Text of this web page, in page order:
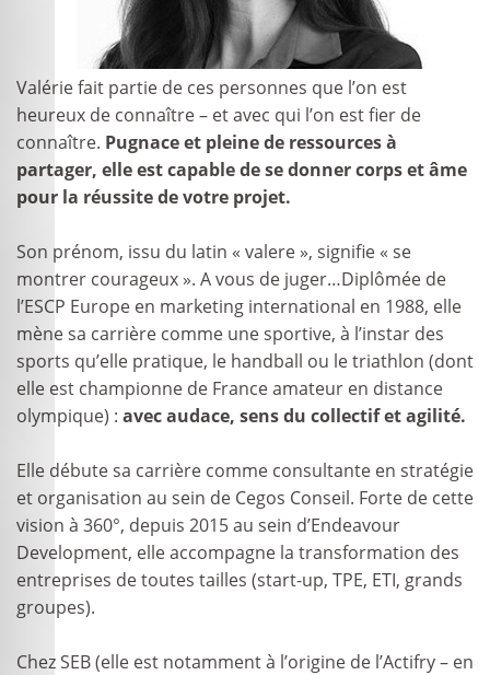
Valérie fait partie de ces personnes que l’on est
heureux de connaître – et avec qui l’on est fier de
connaître. Pugnace et pleine de ressources à
partager, elle est capable de se donner corps et âme
pour la réussite de votre projet.
Son prénom, issu du latin « valere », signifie « se
montrer courageux ». A vous de juger…Diplômée de
l’ESCP Europe en marketing international en 1988, elle
mène sa carrière comme une sportive, à l’instar des
sports qu’elle pratique, le handball ou le triathlon (dont
elle est championne de France amateur en distance
olympique) : avec audace, sens du collectif et agilité.
Elle débute sa carrière comme consultante en stratégie
et organisation au sein de Cegos Conseil. Forte de cette
vision à 360°, depuis 2015 au sein d’Endeavour
Development, elle accompagne la transformation des
entreprises de toutes tailles (start-up, TPE, ETI, grands
groupes).
Chez SEB (elle est notamment à l’origine de l’Actifry – en